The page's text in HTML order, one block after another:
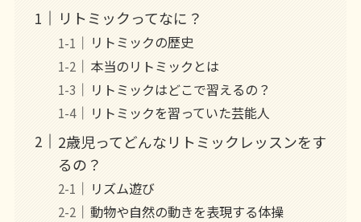
リトミックってなに？
リトミックの歴史
本当のリトミックとは
リトミックはどこで習えるの？
リトミックを習っていた芸能人
2歳児ってどんなリトミックレッスンをす
るの？
リズム遊び
動物や自然の動きを表現する体操